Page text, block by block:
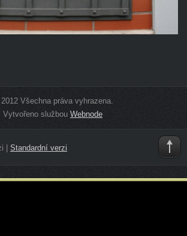
Všechna práva vyhrazena.
Vytvořeno službou Webnode
Standardní verzi